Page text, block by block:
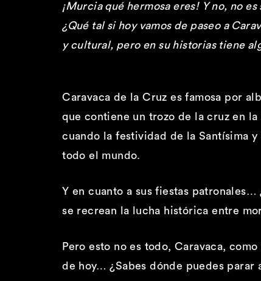
¡Murcia qué hermosa eres! Y no, no
¿Qué tal si hoy vamos de paseo a
y cultural, pero en su historias tiene
Caravaca de la Cruz es famosa por
que contiene un trozo de la cruz en
cuando la festividad de la Santísima
todo el mundo.
Y en cuanto a sus fiestas patronales…
se recrean la lucha histórica entre
Pero esto no es todo, Caravaca,
de hoy… ¿Sabes dónde puedes parar